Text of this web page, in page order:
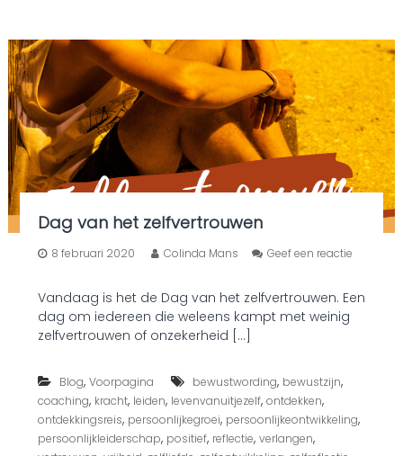
Dag van het zelfvertrouwen
8 februari 2020 Colinda Mans
Geef een reactie
D
a
g
n
h
e
z
Vandaag is het de Dag van het zelfvertrouwen. Een
dag om iedereen die weleens kampt met weinig
zelfvertrouwen of onzekerheid […]
Blog, Voorpagina bewustwording, bewustzijn,
coaching, kracht, leiden, levenvanuitjezelf, ontdekken,
ontdekkingsreis, persoonlijkegroei, persoonlijkeontwikkeling,
persoonlijkleiderschap, positief, reflectie, verlangen,